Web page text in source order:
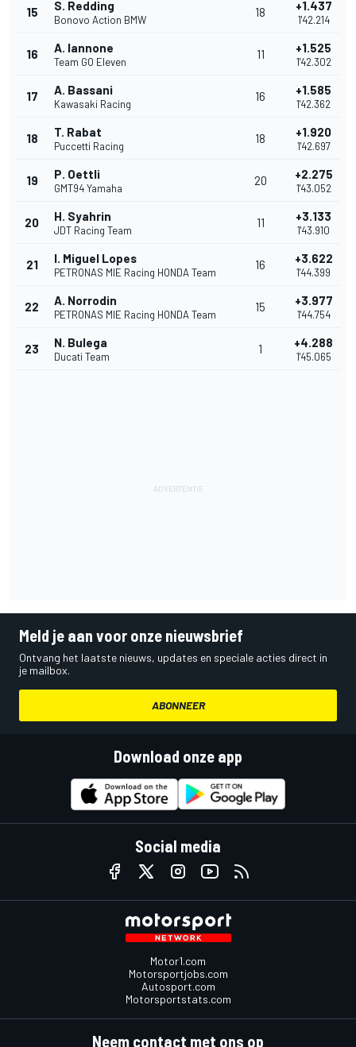
15 S. Redding
Bonovo Action BMW
18 +1.437
1'42.214
16 A. Iannone
Team GO Eleven
11 +1.525
1'42.302
17 A. Bassani
Kawasaki Racing
16 +1.585
1'42.362
18 T. Rabat
Puccetti Racing
18 +1.920
1'42.697
19 P. Oettli
GMT94 Yamaha
20 +2.275
1'43.052
20 H. Syahrin
JDT Racing Team
11 +3.133
1'43.910
21 I. Miguel Lopes
PETRONAS MIE Racing HONDA Team
16 +3.622
1'44.399
22 A. Norrodin
PETRONAS MIE Racing HONDA Team
15 +3.977
1'44.754
23 N. Bulega
Ducati Team
1 +4.288
1'45.065
Meld je aan voor onze nieuwsbrief
Ontvang het laatste nieuws, updates en speciale acties direct in
je mailbox.
ABONNEER
Download onze app
Social media
Motor1.com
Motorsportjobs.com
Autosport.com
Motorsportstats.com
Neem contact met ons op